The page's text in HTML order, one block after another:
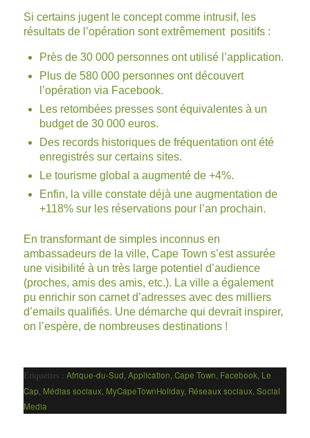
Si certains jugent le concept comme intrusif, les
résultats de l’opération sont extrêmement positifs :
Près de 30 000 personnes ont utilisé l’application.
Plus de 580 000 personnes ont découvert
l’opération via Facebook.
Les retombées presses sont équivalentes à un
budget de 30 000 euros.
Des records historiques de fréquentation ont été
enregistrés sur certains sites.
Le tourisme global a augmenté de +4%.
Enfin, la ville constate déjà une augmentation de
+118% sur les réservations pour l’an prochain.
En transformant de simples inconnus en
ambassadeurs de la ville, Cape Town s’est assurée
une visibilité à un très large potentiel d’audience
(proches, amis des amis, etc.). La ville a également
pu enrichir son carnet d’adresses avec des milliers
d’emails qualifiés. Une démarche qui devrait inspirer,
on l’espère, de nombreuses destinations !
Etiquettes : Afrique-du-Sud, Application, Cape Town, Facebook, Le
Cap, Médias sociaux, MyCapeTownHoliday, Réseaux sociaux, Social
Media